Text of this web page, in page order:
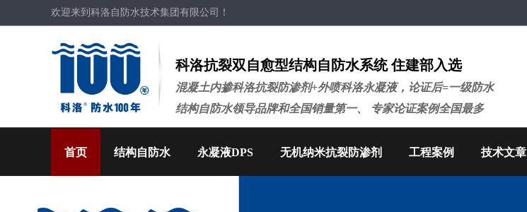
欢迎来到科洛自防水技术集团有限公司！
科洛抗裂双自愈型结构自防水系统 住建部入选
混凝土内掺科洛抗裂防渗剂+外喷科洛永凝液，论证后=一级防水
结构自防水领导品牌和全国销量第一、 专家论证案例全国最多
首页 结构自防水 永凝液DPS 无机纳米抗裂防渗剂 工程案例 技术文章